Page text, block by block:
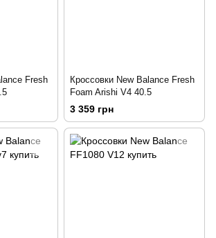
Fresh
Кроссовки New Balance Fresh
Foam Arishi V4 40.5
3 359 грн